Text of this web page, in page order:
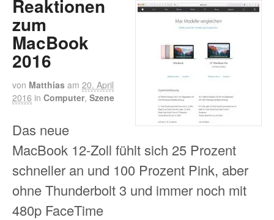
Reaktionen
zum
MacBook
2016
von Matthias am 20. April
2016 in Computer, Szene
Das neue
MacBook 12-Zoll fühlt sich 25 Prozent
schneller an und 100 Prozent Pink, aber
ohne Thunderbolt 3 und immer noch mit
480p FaceTime